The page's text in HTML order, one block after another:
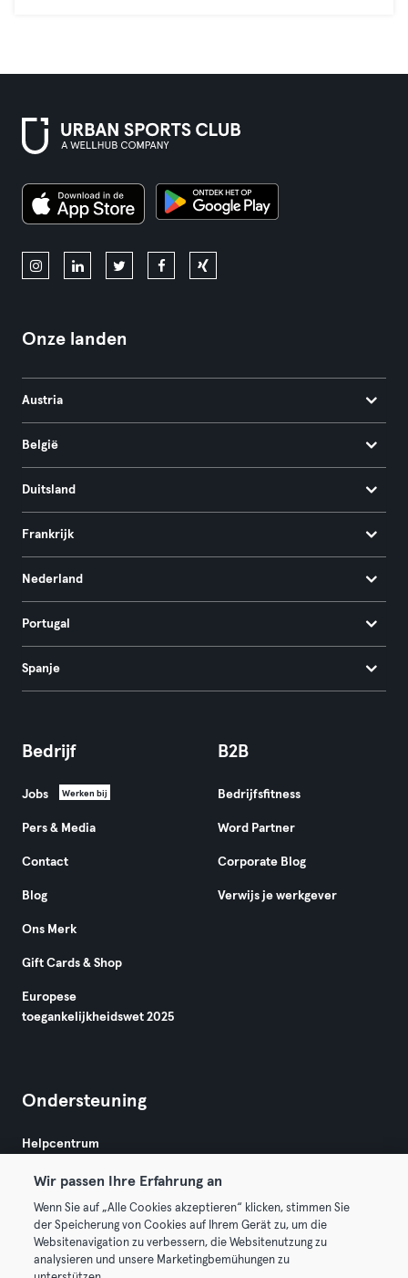
Onze landen
Austria
België
Duitsland
Frankrijk
Nederland
Portugal
Spanje
Bedrijf
Jobs Werken bij
Pers & Media
Contact
Blog
Ons Merk
Gift Cards & Shop
Europese
toegankelijkheidswet 2025
B2B
Bedrijfsfitness
Word Partner
Corporate Blog
Verwijs je werkgever
Ondersteuning
Helpcentrum
Wir passen Ihre Erfahrung an
Wenn Sie auf „Alle Cookies akzeptieren“ klicken, stimmen Sie
der Speicherung von Cookies auf Ihrem Gerät zu, um die
Websitenavigation zu verbessern, die Websitenutzung zu
analysieren und unsere Marketingbemühungen zu